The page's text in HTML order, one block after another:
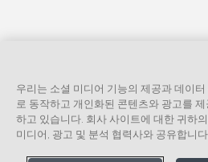
우리는 소셜 미디어 기능의 제공과 데이
로 동작하고 개인화된 콘텐츠와 광고를
하고 있습니다. 회사 사이트에 대한 귀하
미디어, 광고 및 분석 협력사와 공유합니다.